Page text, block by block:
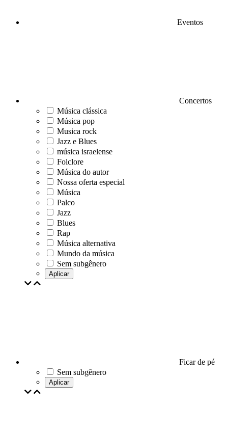
Eventos
Concertos
Música clássica
Música pop
Musica rock
Jazz e Blues
música israelense
Folclore
Música do autor
Nossa oferta especial
Música
Palco
Jazz
Blues
Rap
Música alternativa
Mundo da música
Sem subgênero
Aplicar
Ficar de pé
Sem subgênero
Aplicar